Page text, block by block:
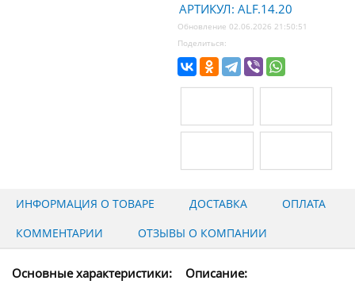
АРТИКУЛ: ALF.14.20
Обновление 02.06.2026 21:50:51
Поделиться:
ИНФОРМАЦИЯ О ТОВАРЕ ДОСТАВКА
ОПЛАТА
КОММЕНТАРИИ
ОТЗЫВЫ О КОМПАНИИ
Основные характеристики: Описание: